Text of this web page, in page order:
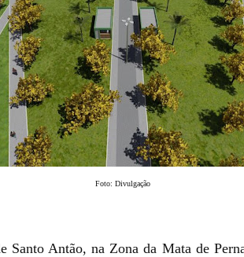
Foto: Divulgação
Santo Antão, na Zona da Mata de